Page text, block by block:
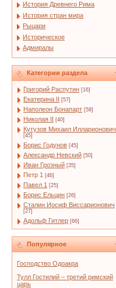
История Древнего Рима
История стран мира
Рыцари
Историческое
Адмиралы
Категории раздела
Григорий Распутин [16]
Екатерина II [57]
Наполеон Бонапарт [58]
Николая II [40]
Кутузов Михаил Илларионович
[45]
Борис Годунов [45]
Александр Невский [50]
Иван Грозный [35]
Петр 1 [46]
Павел 1 [25]
Борис Ельцин [26]
Сталин Иосиф Виссарионович
[27]
Адольф Гитлер [66]
Популярное
Господство Одоакра
Тулл Гостилий – третий римский
царь